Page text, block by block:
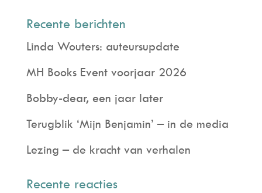
Recente berichten
Linda Wouters: auteursupdate
MH Books Event voorjaar 2026
Bobby-dear, een jaar later
Terugblik ‘Mijn Benjamin’ – in de media
Lezing – de kracht van verhalen
Recente reacties